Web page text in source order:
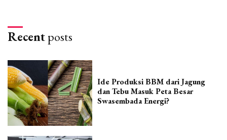
Recentposts
Ide Produksi BBM dari Jagung
dan Tebu Masuk Peta Besar
Swasembada Energi?